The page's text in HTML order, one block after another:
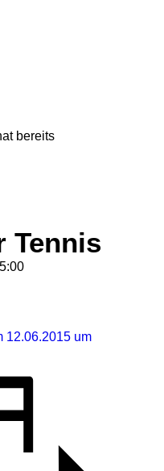
bereits
Tennis
12.06.2015 um